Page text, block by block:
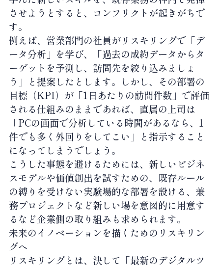
させようとすると、コンフリクトが起きがちで
す。
例えば、営業部門の社員がリスキリングで「デ
ータ分析」を学び、「過去の成約データからタ
ーゲットを予測し、訪問先を絞り込みましょ
う」と提案したとします。しかし、その部署の
目標（KPI）が「1日あたりの訪問件数」で評価
される仕組みのままであれば、直属の上司は
「PCの画面で分析している時間があるなら、1
件でも多く外回りをしてこい」と指示すること
になってしまうでしょう。
こうした事態を避けるためには、新しいビジネ
スモデルや価値創出を試すための、既存ルール
の縛りを受けない実験場的な部署を設ける、兼
務プロジェクトなど新しい場を意図的に用意す
るなど企業側の取り組みも求められます。
未来のイノベーションを描くためのリスキリン
グへ
リスキリングとは、決して「最新のデジタルツ